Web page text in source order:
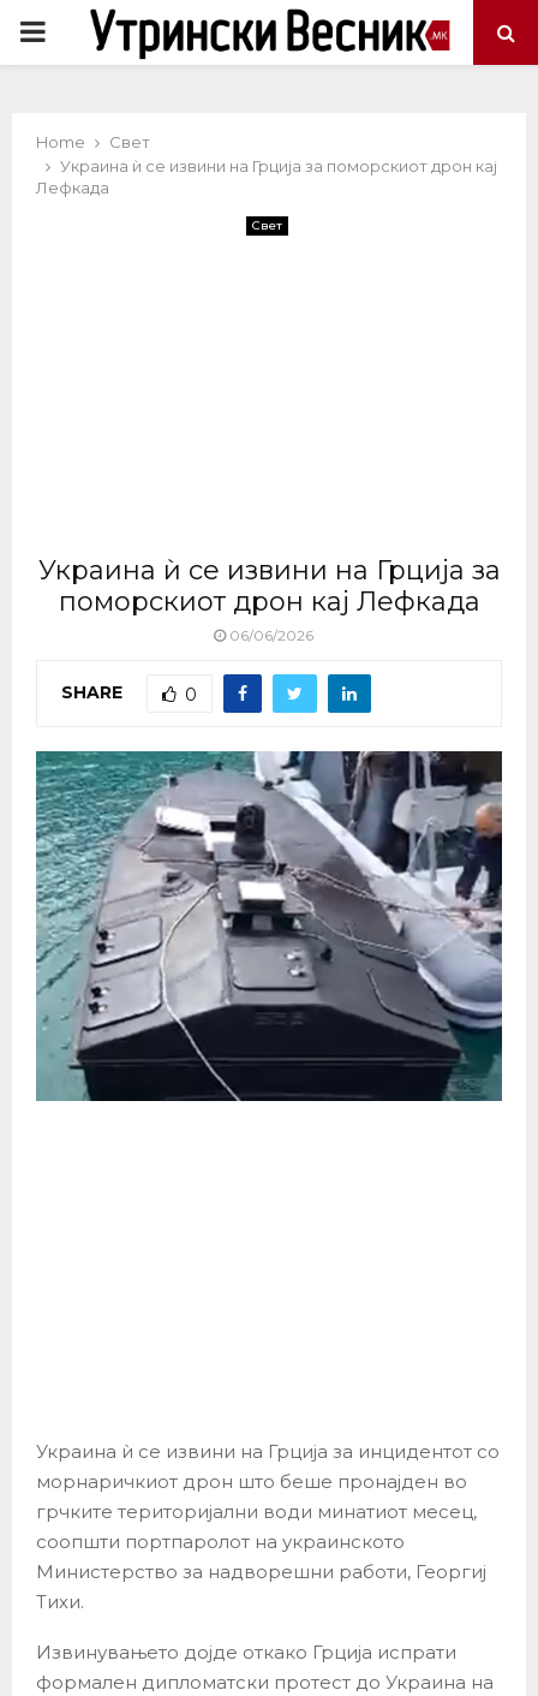
PRIMARY
Home
Свет
Украина ѝ се извини на Грција за поморскиот дрон кај
Лефкада
Свет
Украина ѝ се извини на Грција за
поморскиот дрон кај Лефкада
06/06/2026
SHARE 0
Украина ѝ се извини на Грција за инцидентот со
морнаричкиот дрон што беше пронајден во
грчките територијални води минатиот месец,
соопшти портпаролот на украинското
Министерство за надворешни работи, Георгиј
Тихи.
Извинувањето дојде откако Грција испрати
формален дипломатски протест до Украина на